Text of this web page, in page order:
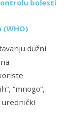
bolesti
(WHO)
dužni
“mnogo”,
urednički